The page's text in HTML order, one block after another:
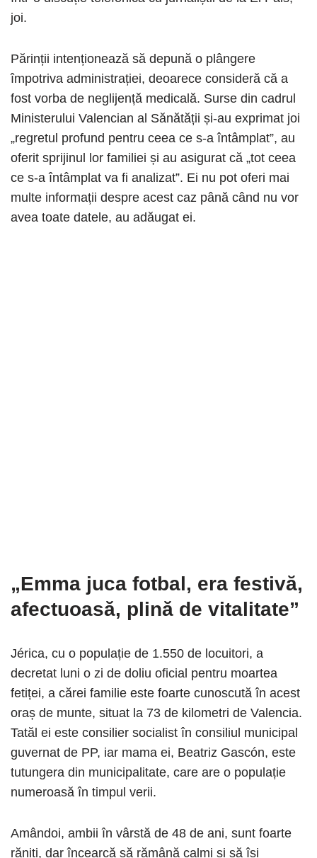
joi.
Părinții intenționează să depună o plângere
împotriva administrației, deoarece consideră că a
fost vorba de neglijență medicală. Surse din cadrul
Ministerului Valencian al Sănătății și-au exprimat joi
„regretul profund pentru ceea ce s-a întâmplat”, au
oferit sprijinul lor familiei și au asigurat că „tot ceea
ce s-a întâmplat va fi analizat”. Ei nu pot oferi mai
multe informații despre acest caz până când nu vor
avea toate datele, au adăugat ei.
„Emma juca fotbal, era festivă,
afectuoasă, plină de vitalitate”
Jérica, cu o populație de 1.550 de locuitori, a
decretat luni o zi de doliu oficial pentru moartea
fetiței, a cărei familie este foarte cunoscută în acest
oraș de munte, situat la 73 de kilometri de Valencia.
Tatăl ei este consilier socialist în consiliul municipal
guvernat de PP, iar mama ei, Beatriz Gascón, este
tutungera din municipalitate, care are o populație
numeroasă în timpul verii.
Amândoi, ambii în vârstă de 48 de ani, sunt foarte
răniți, dar încearcă să rămână calmi și să își